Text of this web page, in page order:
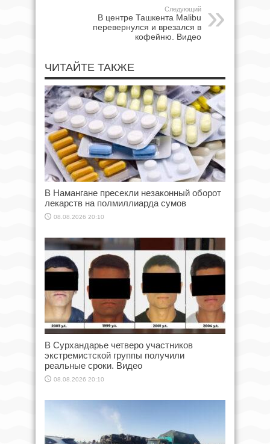
Следующий
В центре Ташкента Malibu
перевернулся и врезался в
кофейню. Видео
ЧИТАЙТЕ ТАКЖЕ
В Намангане пресекли незаконный оборот
лекарств на полмиллиарда сумов
08.08.2026 20:10
В Сурхандарье четверо участников
экстремистской группы получили
реальные сроки. Видео
08.08.2026 20:10